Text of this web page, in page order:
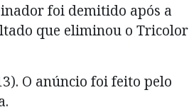
foi demitido após a
que eliminou o Tricolor
O anúncio foi feito pelo